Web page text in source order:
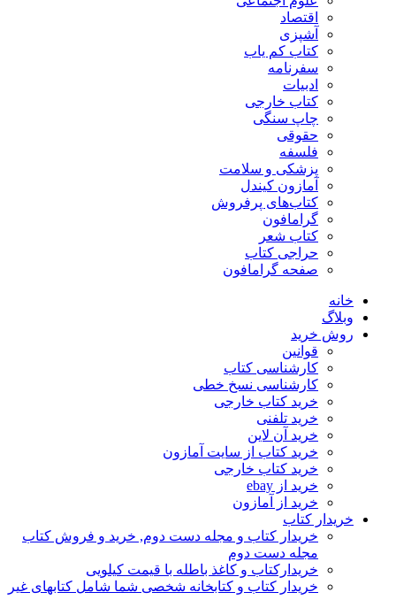
اقتصاد
آشپزی
کتاب کم یاب
سفرنامه
ادبیات
کتاب خارجی
چاپ سنگی
حقوقی
فلسفه
پزشکی و سلامت
آمازون کیندل
کتاب‌های پرفروش
گرامافون
کتاب شعر
حراجی کتاب
صفحه گرامافون
خانه
وبلاگ
روش خرید
قوانین
کارشناسی کتاب
کارشناسی نسخ خطی
خرید کتاب خارجی
خرید تلفنی
خرید آن لاین
خرید کتاب از سایت آمازون
خرید کتاب خارجی
خرید از ebay
خرید از آمازون
خریدار کتاب
خریدار کتاب و مجله دست دوم, خرید و فروش کتاب
مجله دست دوم
خریدارکتاب و کاغذ باطله با قیمت کیلویی
خریدار کتاب و کتابخانه شخصی شما شامل کتابهای غیر